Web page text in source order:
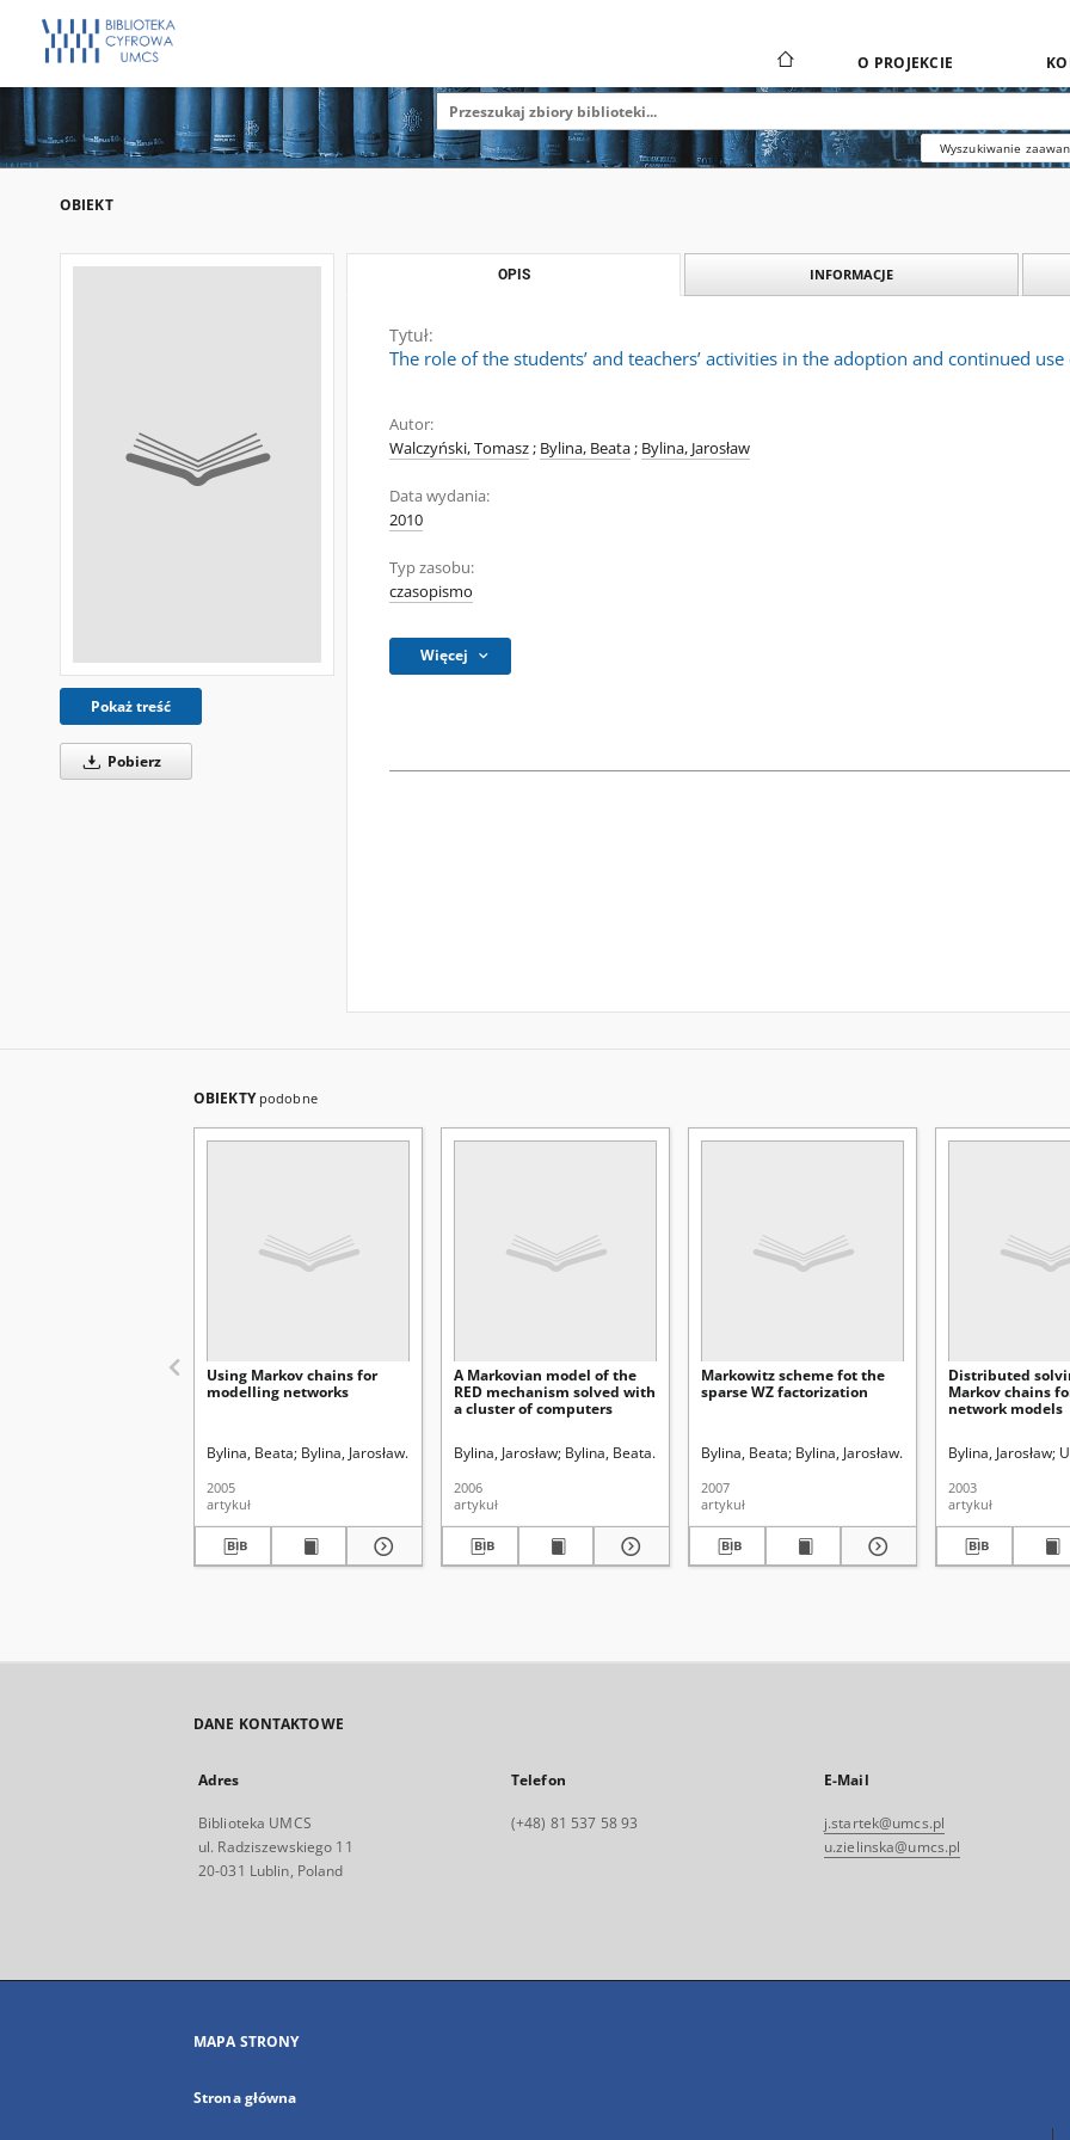
O PROJEKCIE
Wyszukiwanie
OBIEKT
Pokaż treść
Pobierz
OPIS INFORMACJE
Tytuł:
The role of the students’ and teachers’ activities in the adoption and continued
Autor:
Walczyński, Tomasz; Bylina, Beata; Bylina, Jarosław
Data wydania:
2010
Typ zasobu:
czasopismo
Więcej
OBIEKTY podobne
Using Markov chains for
modelling networks
Bylina, Beata Bylina, Jarosław Uniwersytet Marii Curie-Skłodowskiej (Lublin)
2005
artykuł
A Markovian model of the
RED mechanism solved with
a cluster of computers
Bylina, Jarosław Bylina, Beata Uniwersytet Marii Curie-Skłodowskiej (Lublin)
2006
artykuł
Markowitz scheme fot the
sparse WZ factorization
Bylina, Beata Bylina, Jarosław Uniwersytet Marii
2007
artykuł
Distributed
Markov chains
network models
Bylina, Jarosław
2003
artykuł
DANE KONTAKTOWE
Adres
Biblioteka UMCS
ul. Radziszewskiego 11
20-031 Lublin, Poland
Telefon
(+48) 81 537 58 93
E-Mail
j.startek@umcs.pl
u.zielinska@umcs.pl
MAPA STRONY
Strona główna